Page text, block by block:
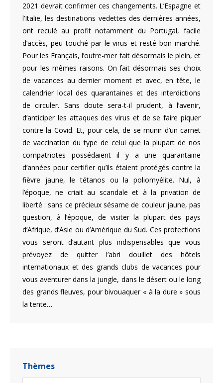
2021 devrait confirmer ces changements. L’Espagne et
l’Italie, les destinations vedettes des dernières années,
ont reculé au profit notamment du Portugal, facile
d’accès, peu touché par le virus et resté bon marché.
Pour les Français, l’outre-mer fait désormais le plein, et
pour les mêmes raisons. On fait désormais ses choix
de vacances au dernier moment et avec, en tête, le
calendrier local des quarantaines et des interdictions
de circuler. Sans doute sera-t-il prudent, à l’avenir,
d’anticiper les attaques des virus et de se faire piquer
contre la Covid. Et, pour cela, de se munir d’un carnet
de vaccination du type de celui que la plupart de nos
compatriotes possédaient il y a une quarantaine
d’années pour certifier qu’ils étaient protégés contre la
fièvre jaune, le tétanos ou la poliomyélite. Nul, à
l’époque, ne criait au scandale et à la privation de
liberté : sans ce précieux sésame de couleur jaune, pas
question, à l’époque, de visiter la plupart des pays
d’Afrique, d’Asie ou d’Amérique du Sud. Ces protections
vous seront d’autant plus indispensables que vous
prévoyez de quitter l’abri douillet des hôtels
internationaux et des grands clubs de vacances pour
vous aventurer dans la jungle, dans le désert ou le long
des grands fleuves, pour bivouaquer « à la dure » sous
la tente…
Thèmes